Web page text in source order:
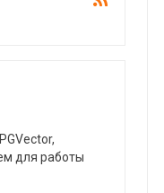
для работы